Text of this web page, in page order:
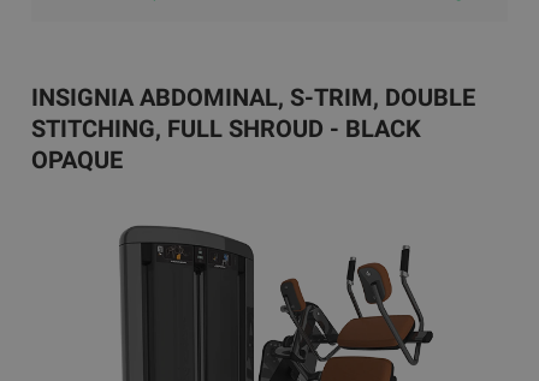
INSIGNIA ABDOMINAL, S-TRIM, DOUBLE
STITCHING, FULL SHROUD - BLACK
OPAQUE